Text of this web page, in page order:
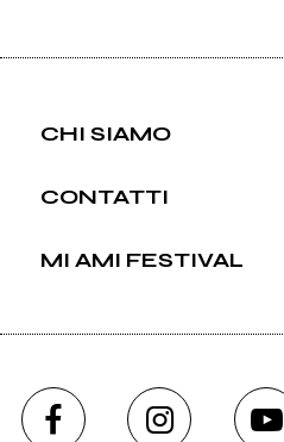
CHI SIAMO
CONTATTI
MI AMI FESTIVAL